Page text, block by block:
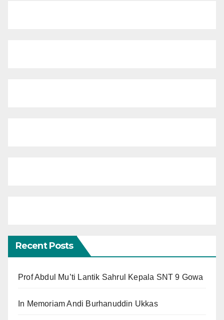
Recent Posts
Prof Abdul Mu’ti Lantik Sahrul Kepala SNT 9 Gowa
In Memoriam Andi Burhanuddin Ukkas